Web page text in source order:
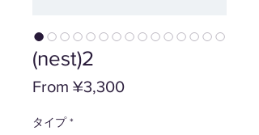
(nest)2
From ¥3,300Price
タイプ *